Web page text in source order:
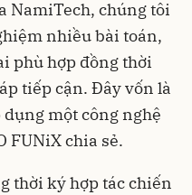
NamiTech, chúng tôi
nhiều bài toán,
phù hợp đồng thời
tiếp cận. Đây vốn là
một công nghệ
FUNiX chia sẻ.
thời ký hợp tác chiến